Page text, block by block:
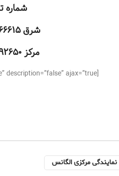
شماره
شرق
مرکز
[gravityform id=”5″ title=”false” description=”false” ajax=”true”]
نمایندگی مرکزی الگانس